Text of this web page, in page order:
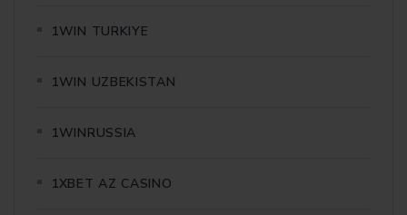
1WIN TURKIYE
1WIN UZBEKISTAN
1WINRUSSIA
1XBET AZ CASINO